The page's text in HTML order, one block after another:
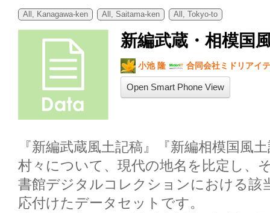
All, Kanagawa-ken All, Saitama-ken All, Tokyo-to
新編武蔵・相模国
小池 隆 合同会社ミドリアイ
Open Smart Phone View
『新編武蔵風土記稿』『新編相模国風
村々について、現代の地名を比定し、
書館デジタルコレクションにおける該
応付けたデータセットです。